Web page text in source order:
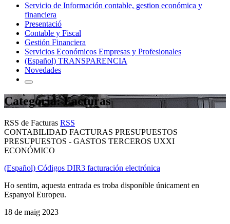
Servicio de Información contable, gestion económica y
financiera
Presentació
Contable y Fiscal
Gestión Financiera
Servicios Económicos Empresas y Profesionales
(Español) TRANSPARENCIA
Novedades
Categoria: Facturas
RSS de Facturas RSS
CONTABILIDAD FACTURAS PRESUPUESTOS
PRESUPUESTOS - GASTOS TERCEROS UXXI
ECONÓMICO
(Español) Códigos DIR3 facturación electrónica
Ho sentim, aquesta entrada es troba disponible únicament en
Espanyol Europeu.
18 de maig 2023